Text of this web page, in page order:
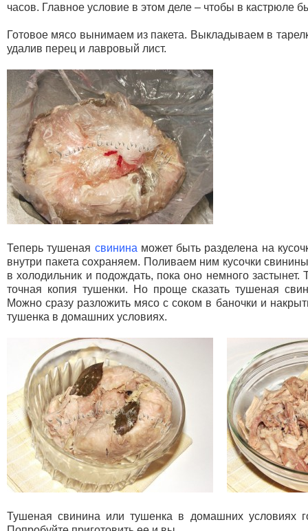
часов. Главное условие в этом деле – чтобы в кастрюле
Готовое мясо вынимаем из пакета. Выкладываем в
удалив перец и лавровый лист.
Теперь тушеная свинина может быть разделена на
внутри пакета сохраняем. Поливаем ним кусочки
в холодильник и подождать, пока оно немного застынет.
точная копия тушенки. Но проще сказать тушеная
Можно сразу разложить мясо с соком в баночки и
тушенка в домашних условиях.
Тушеная свинина или тушенка в домашних условиях